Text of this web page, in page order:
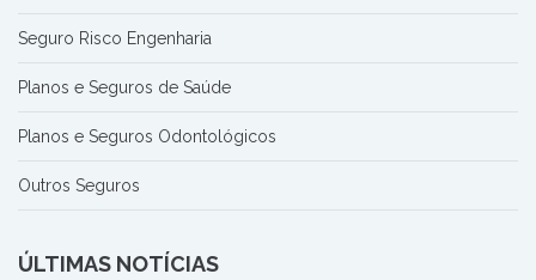
Seguro Risco Engenharia
Planos e Seguros de Saúde
Planos e Seguros Odontológicos
Outros Seguros
ÚLTIMAS NOTÍCIAS